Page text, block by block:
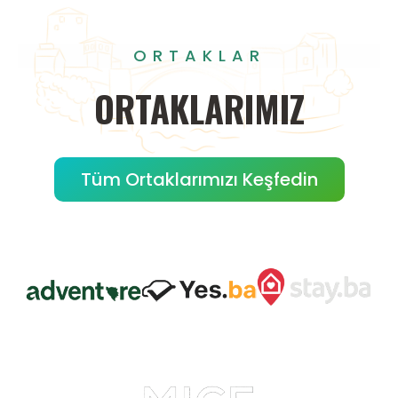
ORTAKLAR
ORTAKLARIMIZ
Tüm Ortaklarımızı Keşfedin